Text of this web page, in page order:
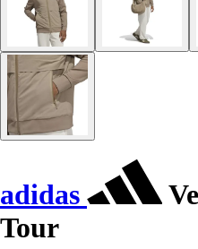
adidas
Tour